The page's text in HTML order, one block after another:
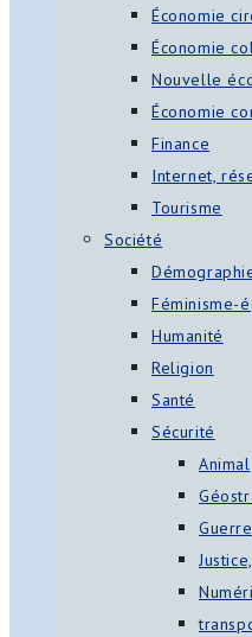
Économie
Économie
Nouvelle
Économie
Finance
Internet,
Tourisme
Société
Féminisme-
Humanité
Religion
Santé
Sécurité
Animal
Guerre